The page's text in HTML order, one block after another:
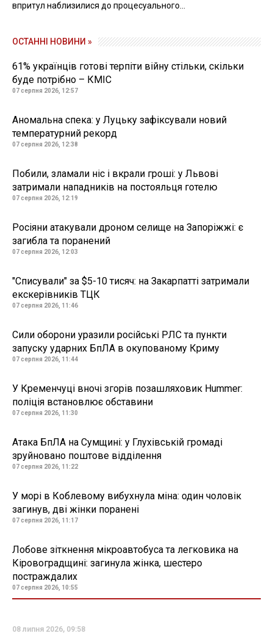
впритул наблизилися до процесуального...
ОСТАННІ НОВИНИ »
61% українців готові терпіти війну стільки, скільки
буде потрібно – КМІС
07 серпня 2026, 12:57
Аномальна спека: у Луцьку зафіксували новий
температурний рекорд
07 серпня 2026, 12:38
Побили, зламали ніс і вкрали гроші: у Львові
затримали нападників на постояльця готелю
07 серпня 2026, 12:19
Росіяни атакували дроном селище на Запоріжжі: є
загибла та поранений
07 серпня 2026, 12:03
"Списували" за $5-10 тисяч: на Закарпатті затримали
екскерівників ТЦК
07 серпня 2026, 11:46
Сили оборони уразили російські РЛС та пункти
запуску ударних БпЛА в окупованому Криму
07 серпня 2026, 11:44
У Кременчуці вночі згорів позашляховик Hummer:
поліція встановлює обставини
07 серпня 2026, 11:30
Атака БпЛА на Сумщині: у Глухівській громаді
зруйновано поштове відділення
07 серпня 2026, 11:22
У морі в Коблевому вибухнула міна: один чоловік
загинув, дві жінки поранені
07 серпня 2026, 11:17
Лобове зіткнення мікроавтобуса та легковика на
Кіровоградщині: загинула жінка, шестеро
постраждалих
07 серпня 2026, 10:55
08 липня 2026, 09:58